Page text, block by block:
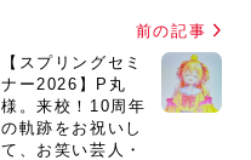
前の記事
【スプリングセミ
ナー2026】P丸
様。来校！10周年
の軌跡をお祝いし
て、お笑い芸人・